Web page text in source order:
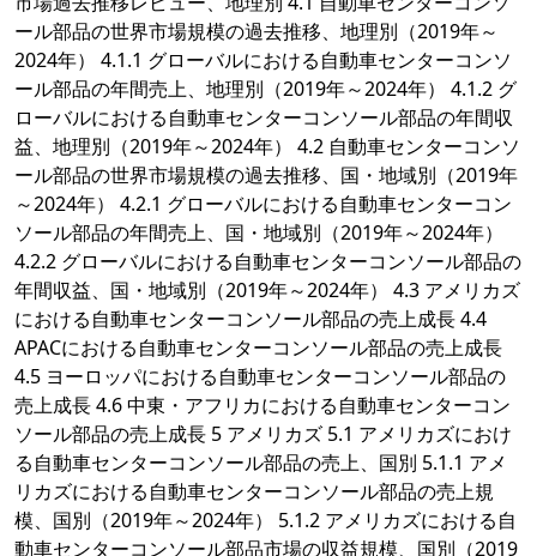
ール部品の世界市場規模の過去推移、地理別（2019年～
2024年） 4.1.1 グローバルにおける自動車センターコンソ
ール部品の年間売上、地理別（2019年～2024年） 4.1.2 グ
ローバルにおける自動車センターコンソール部品の年間収
益、地理別（2019年～2024年） 4.2 自動車センターコンソ
ール部品の世界市場規模の過去推移、国・地域別（2019年
～2024年） 4.2.1 グローバルにおける自動車センターコン
ソール部品の年間売上、国・地域別（2019年～2024年）
4.2.2 グローバルにおける自動車センターコンソール部品の
年間収益、国・地域別（2019年～2024年） 4.3 アメリカズ
における自動車センターコンソール部品の売上成長 4.4
APACにおける自動車センターコンソール部品の売上成長
4.5 ヨーロッパにおける自動車センターコンソール部品の
売上成長 4.6 中東・アフリカにおける自動車センターコン
ソール部品の売上成長 5 アメリカズ 5.1 アメリカズにおけ
る自動車センターコンソール部品の売上、国別 5.1.1 アメ
リカズにおける自動車センターコンソール部品の売上規
模、国別（2019年～2024年） 5.1.2 アメリカズにおける自
動車センターコンソール部品市場の収益規模、国別（2019